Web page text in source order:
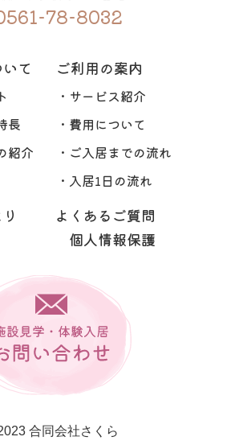
78-8032
て
長
紹介
ご利用の案内
・サービス紹介
・費用について
・ご入居までの流れ
・入居1日の流れ
よくあるご質問
個人情報保護
合同会社さくら